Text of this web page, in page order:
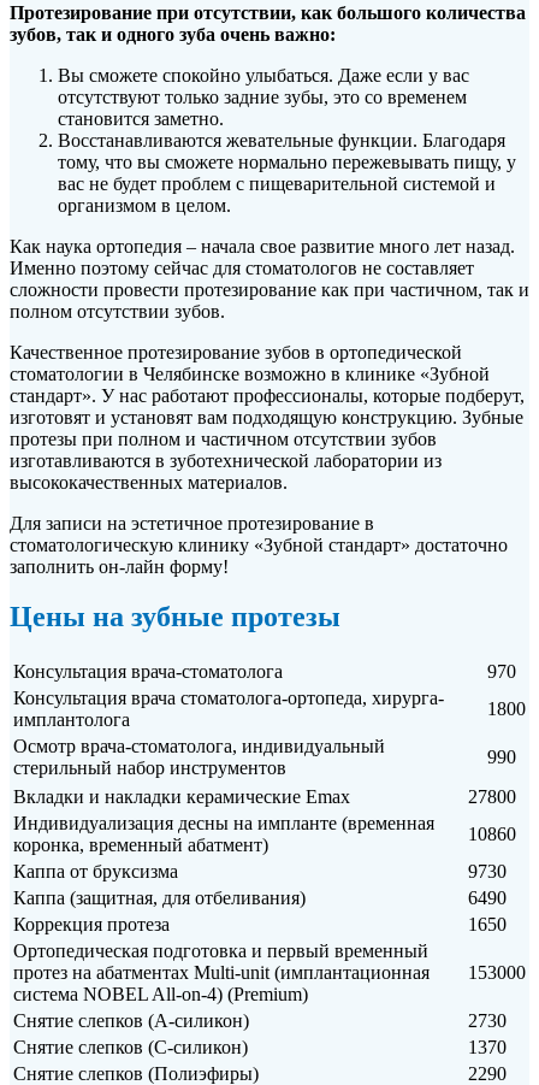
Протезирование при отсутствии, как большого количества
зубов, так и одного зуба очень важно:
Вы сможете спокойно улыбаться. Даже если у вас
отсутствуют только задние зубы, это со временем
становится заметно.
Восстанавливаются жевательные функции. Благодаря
тому, что вы сможете нормально пережевывать пищу, у
вас не будет проблем с пищеварительной системой и
организмом в целом.
Как наука ортопедия – начала свое развитие много лет назад.
Именно поэтому сейчас для стоматологов не составляет
сложности провести протезирование как при частичном, так и
полном отсутствии зубов.
Качественное протезирование зубов в ортопедической
стоматологии в Челябинске возможно в клинике «Зубной
стандарт». У нас работают профессионалы, которые подберут,
изготовят и установят вам подходящую конструкцию. Зубные
протезы при полном и частичном отсутствии зубов
изготавливаются в зуботехнической лаборатории из
высококачественных материалов.
Для записи на эстетичное протезирование в
стоматологическую клинику «Зубной стандарт» достаточно
заполнить он-лайн форму!
Цены на зубные протезы
Консультация врача-стоматолога
970
Консультация врача стоматолога-ортопеда, хирурга-
имплантолога
1800
Осмотр врача-стоматолога, индивидуальный
стерильный набор инструментов
990
Вкладки и накладки керамические Emax
27800
Индивидуализация десны на импланте (временная
коронка, временный абатмент)
10860
Каппа от бруксизма
9730
Каппа (защитная, для отбеливания)
6490
Коррекция протеза
1650
Ортопедическая подготовка и первый временный
протез на абатментах Multi-unit (имплантационная
система NOBEL All-on-4) (Premium)
153000
Снятие слепков (А-силикон)
2730
Снятие слепков (С-силикон)
1370
Снятие слепков (Полиэфиры)
2290